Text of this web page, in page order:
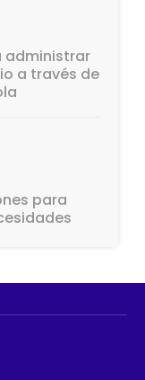
administrar
a través de
para